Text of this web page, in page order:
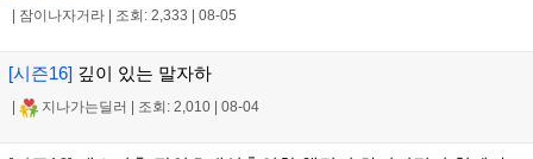
잠이나자거라 조회: 2,333 08-05
[시즌16] 깊이 있는 말자하
지나가는딜러 조회: 2,010 08-04